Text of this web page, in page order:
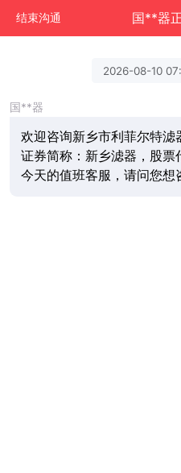
结束沟通 国**器
2026-08-10
国**器
欢迎咨询新乡市利菲尔特滤
证券简称：新乡滤器，股
今天的值班客服，请问您想